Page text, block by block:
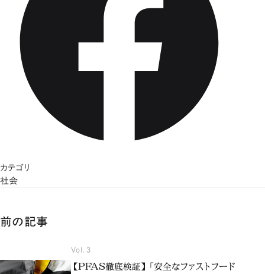
カテゴリ
社会
前の記事
Vol. 3
【PFAS徹底検証】「安全なファストフード